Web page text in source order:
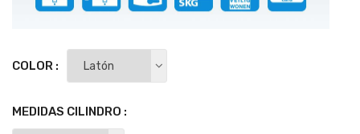
COLOR :
MEDIDAS CILINDRO :